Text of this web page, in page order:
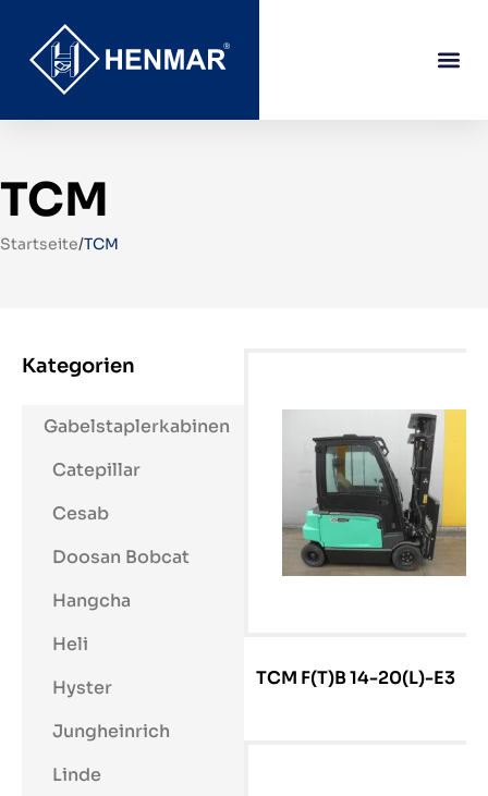
TCM
Startseite/TCM
Kategorien
Gabelstaplerkabinen
Catepillar
Cesab
Doosan Bobcat
Hangcha
Heli
Hyster
Jungheinrich
Linde
TCM F(T)B 14-20(L)-E3